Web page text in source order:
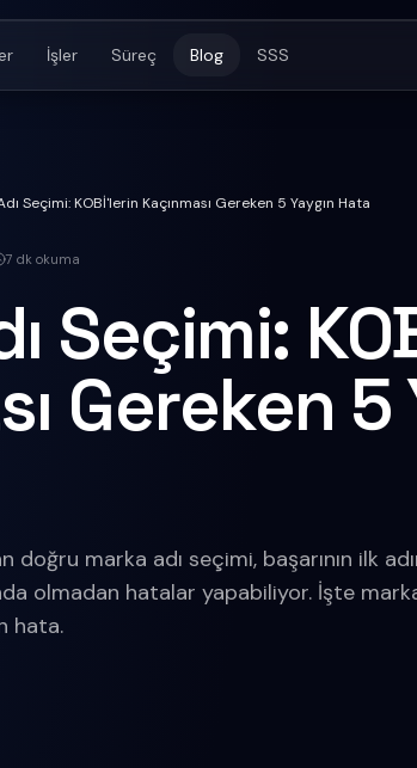
İşler Süreç Blog SSS
Seçimi: KOBİ'lerin Kaçınması Gereken 5 Yaygın Hata
7 dk okuma
Seçimi:
Gereken 5
doğru marka adı seçimi, başarının ilk
olmadan hatalar yapabiliyor. İşte
hata.